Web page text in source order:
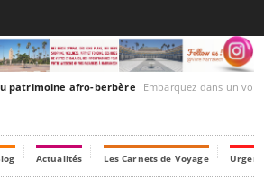
patrimoine afro-berbère Embarquez dans un voyage culturel dans le
Actualités Les Carnets de Voyage